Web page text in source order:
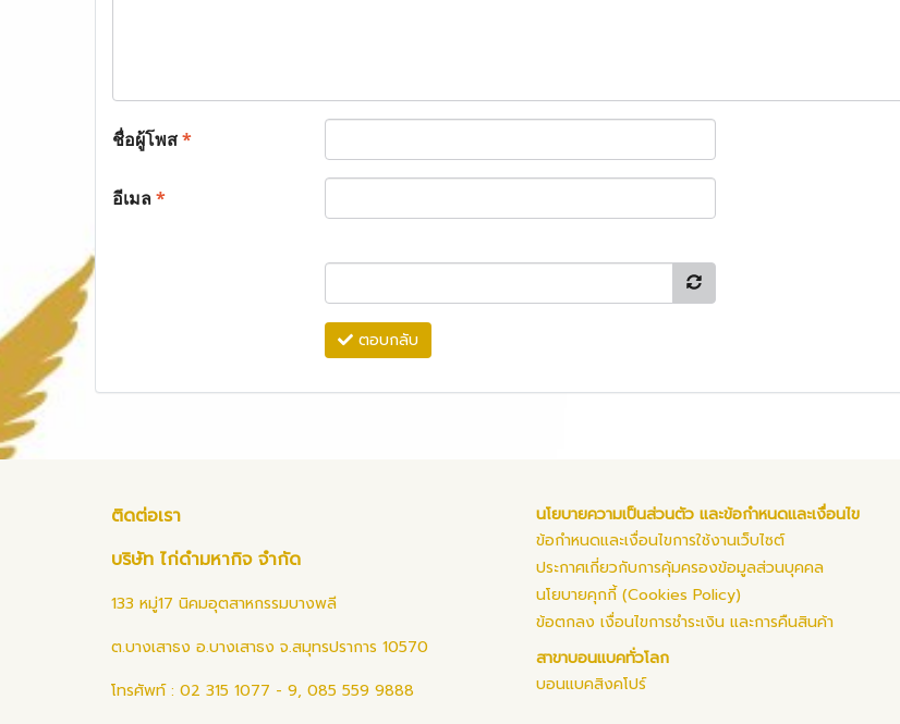
ชื่อผู้โพส*
อีเมล*
ตอบกลับ
ติดต่อเรา
บริษัท ไก่ดำมหากิจ จำกัด
133 หมู่17 นิคมอุตสาหกรรมบางพลี
ต.บางเสาธง อ.บางเสาธง จ.สมุทรปราการ 10570
โทรศัพท์ : 02 315 1077 - 9, 085 559 9888
นโยบายความเป็นส่วนตัว และข้อกำหนดและเงื่อนไข
ข้อกำหนดและเงื่อนไขการใช้งานเว็บไซต์
ประกาศเกี่ยวกับการคุ้มครองข้อมูลส่วนบุคคล
นโยบายคุกกี้ (Cookies Policy)
ข้อตกลง เงื่อนไขการชำระเงิน และการคืนสินค้า
สาขาบอนแบคทั่วโลก
บอนแบคสิงคโปร์